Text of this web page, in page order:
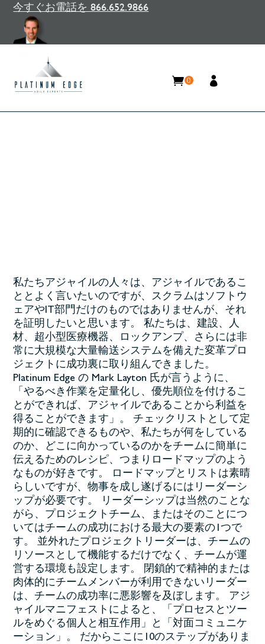
今すぐお電話を 866.652.9866
0
私たちアジャイルの人々は、アジャイルであるこ
ととよく言いたいのですが、スクラムはソフトウ
ェアやIT部門だけのものではありませんが、それ
を証明したいと思います。 私たちは、建設、人
材、超小型医療機器、ロックアンプ、さらには非
常に大規模な大量輸送システムを備えた変革プロ
ジェクトに成功裏に取り組んできました。
Platinum Edge の Mark Layton 氏が言うように、
「やるべき作業を定量化し、優先順位を付けるこ
とができれば、アジャイルであることから利益を
得ることができます」。 チェックリストとして定
期的に確認できるものや、私たちが何をしている
のか、どこに向かっているのかをチームに簡単に
伝えるためのレシピ、つまりロードマップのよう
なものが好きです。 ロードマップとリストは素晴
らしいですが、物事を成し遂げるにはリーダーシ
ップが必要です。 リーダーシップは当然のことな
がら、プロジェクトチーム、またはそのことにつ
いてはチームの成功における最大の要素の1つで
す。 並外れたプロジェクトリーダーは、チームの
リソースとして機能するだけでなく、チームが運
営する環境も設定します。 閉鎖的で精神的または
肉体的にチームメンバーが利用できないリーダー
は、チームの成功率に悪影響を及ぼします。 アジ
ャイルマニフェストによると、「プロセスとツー
ルをめぐる個人と相互作用」と「対面コミュニケ
ーション」。 だからここに10のステップがありま